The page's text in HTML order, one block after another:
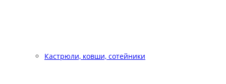
Кастрюли, ковши, сотейники